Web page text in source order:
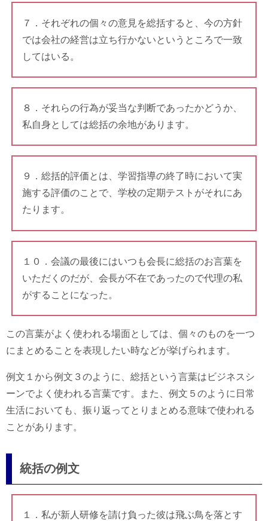
７．それぞれの個々の意見を総括すると、今の方針
では会社の経営は立ち行かないというところで一致
してはいる。
８．それらの行為が妥当な判断であったかどうか、
私自身としては総括の余地があります。
９．総括的評価とは、学習指導の終了時において実
施する評価のことで、学校の定期テストがそれにあ
たります。
１０．会議の最後にはいつも会長に総括のお言葉を
いただくのだが、会長が不在であったので代理の私
がすることになった。
この言葉がよく使われる場面としては、個々のものを一つ
にまとめることを表現したい時などが挙げられます。
例文１から例文３のように、総括という言葉はビジネスシ
ーンでよく使われる言葉です。また、例文５のように日常
生活においても、振り返ってとりまとめる意味で使われる
ことがあります。
統括の例文
１．私が新人研修を請け負った彼は飛ぶ鳥を落とす